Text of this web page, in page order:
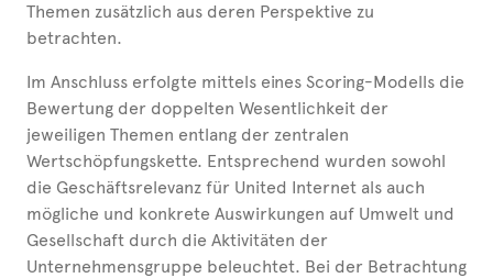
Themen zusätzlich aus deren Perspektive zu
betrachten.
Im Anschluss erfolgte mittels eines Scoring-Modells die
Bewertung der doppelten Wesentlichkeit der
jeweiligen Themen entlang der zentralen
Wertschöpfungskette. Entsprechend wurden sowohl
die Geschäftsrelevanz für United Internet als auch
mögliche und konkrete Auswirkungen auf Umwelt und
Gesellschaft durch die Aktivitäten der
Unternehmensgruppe beleuchtet. Bei der Betrachtung